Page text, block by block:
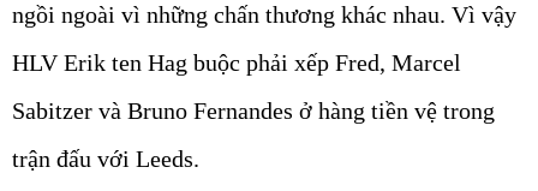
ngồi ngoài vì những chấn thương khác nhau. Vì vậy
HLV Erik ten Hag buộc phải xếp Fred, Marcel
Sabitzer và Bruno Fernandes ở hàng tiền vệ trong
trận đấu với Leeds.